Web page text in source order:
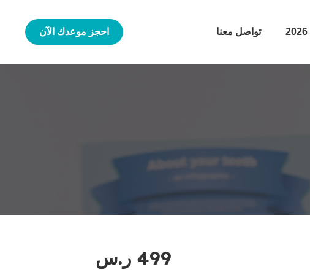
تواصل معنا احجز موعدك الآن
499 ر.س